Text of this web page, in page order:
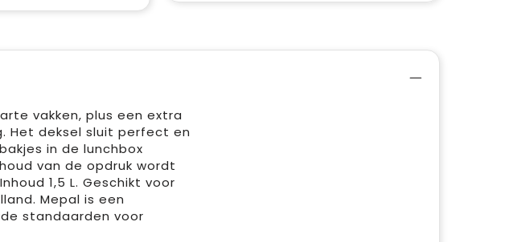
vakken, plus een extra
Het deksel sluit perfect en
in de lunchbox
van de opdruk wordt
1,5 L. Geschikt voor
Mepal is een
standaarden voor